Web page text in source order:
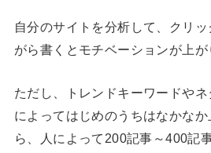
自分のサイトを分析して、クリ
がら書くとモチベーションが上が
ただし、トレンドキーワードや
によってはじめのうちはなかな
ら、人によって200記事～400記